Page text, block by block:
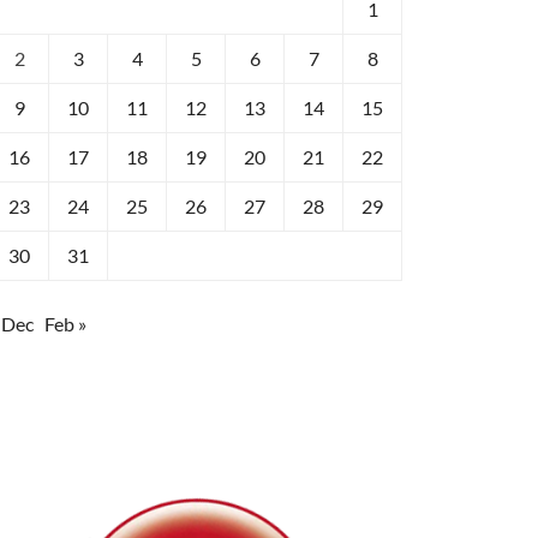
1
2 3 4 5 6 7 8
9 10 11 12 13 14 15
16 17 18 19 20 21 22
23 24 25 26 27 28 29
30 31
Feb »